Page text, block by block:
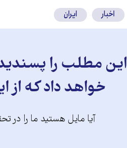
اخبار ایران
این مطلب را
خواهد داد که
آیا مایل هستید ما را در